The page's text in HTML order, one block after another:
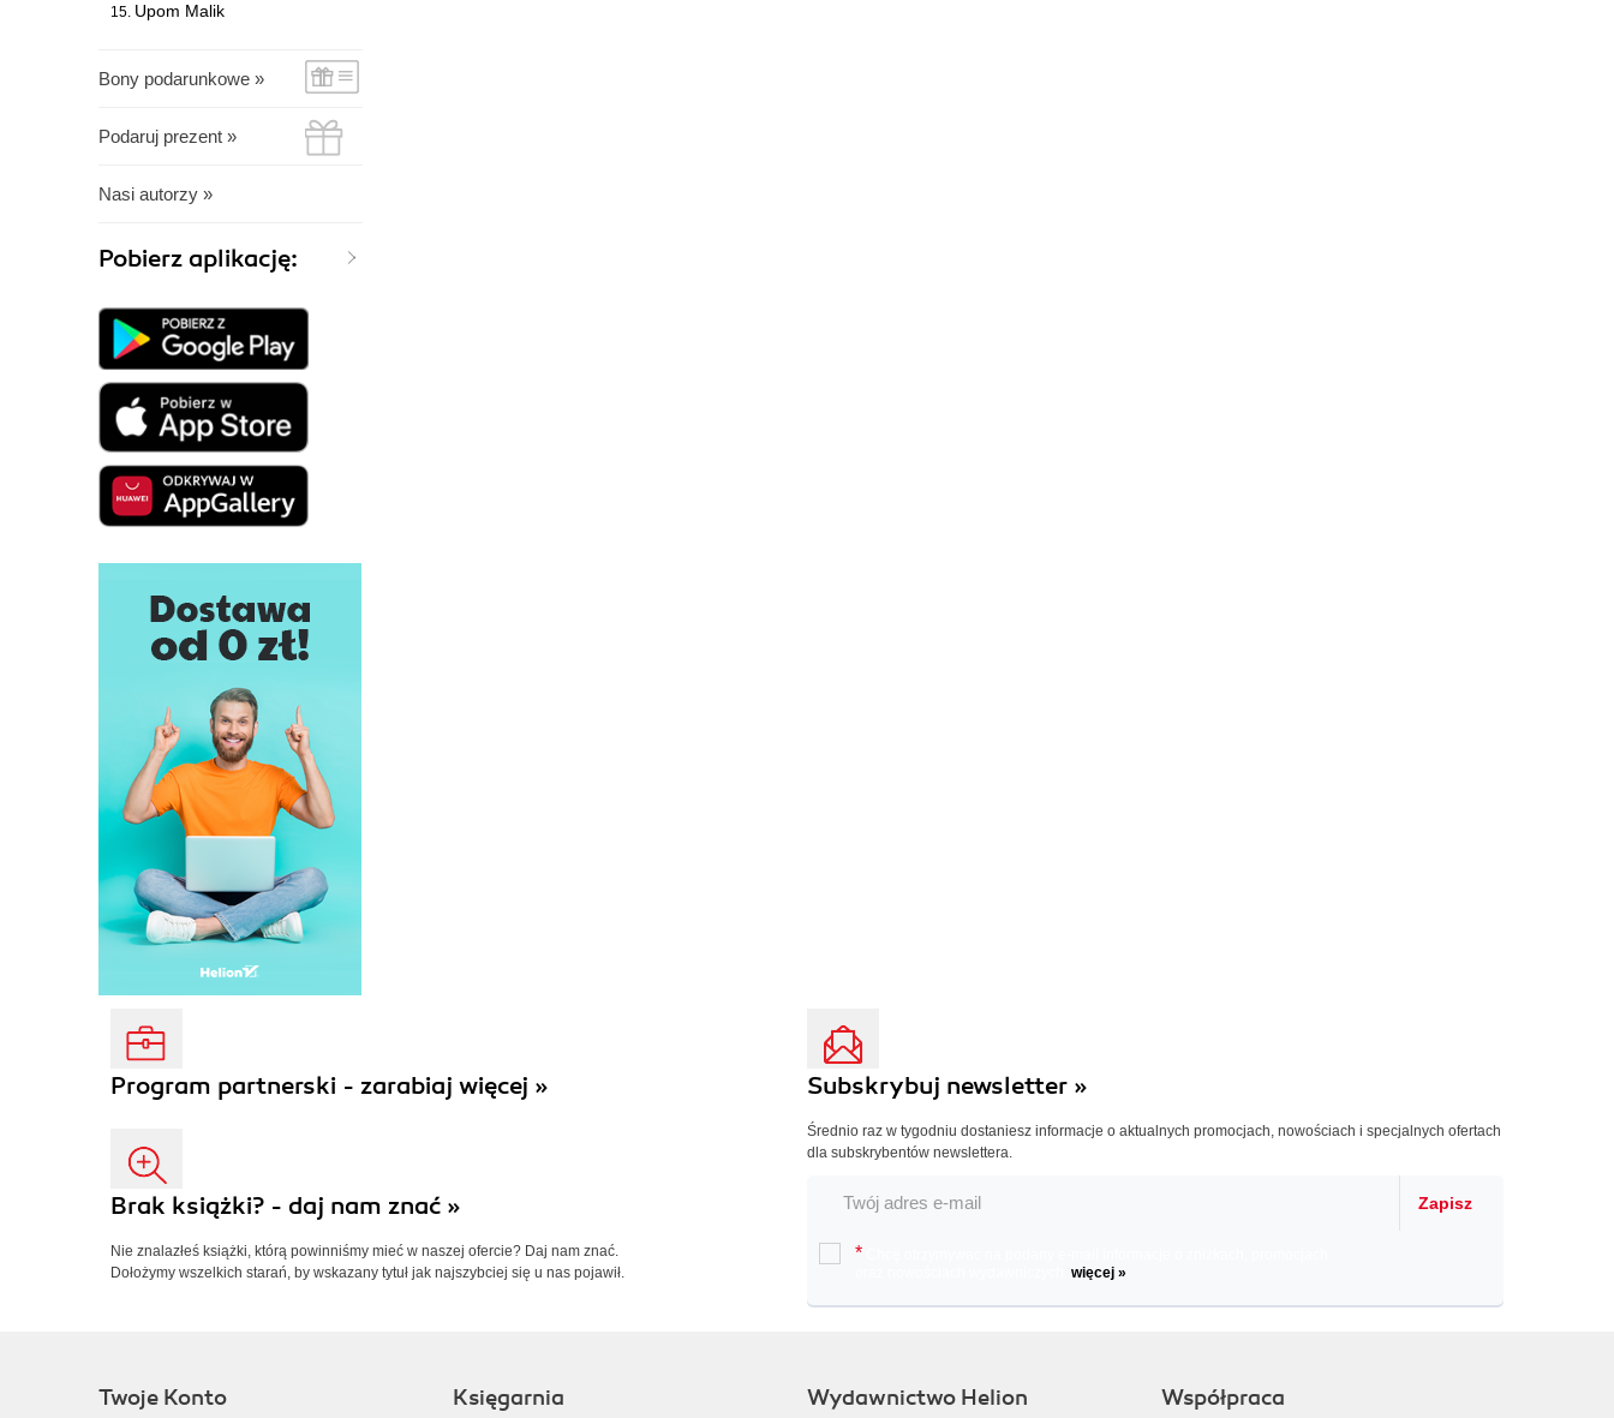
Upom Malik
Bony podarunkowe »
Podaruj prezent »
Nasi autorzy »
Pobierz aplikację:
Program partnerski - zarabiaj więcej »
Brak książki? - daj nam znać »
Nie znalazłeś książki, którą powinniśmy mieć w naszej ofercie? Daj nam znać.
Dołożymy wszelkich starań, by wskazany tytuł jak najszybciej się u nas pojawił.
Subskrybuj newsletter »
Średnio raz w tygodniu dostaniesz informacje o aktualnych promocjach, nowościach i specjalnych ofertach
dla subskrybentów newslettera.
Zapisz
*
więcej »
Twoje Konto Księgarnia Wydawnictwo Helion Współpraca